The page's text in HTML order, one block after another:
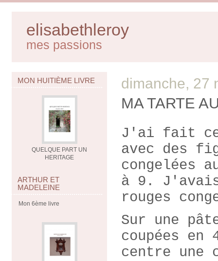
elisabethleroy
mes passions
MON HUITIÈME LIVRE
QUELQUE PART UN
HERITAGE
ARTHUR ET
MADELEINE
Mon 6ème livre
dimanche, 27
MA TARTE
J'ai fait
avec des
congelées
à 9.
rouges
Sur une
coupées
centre une